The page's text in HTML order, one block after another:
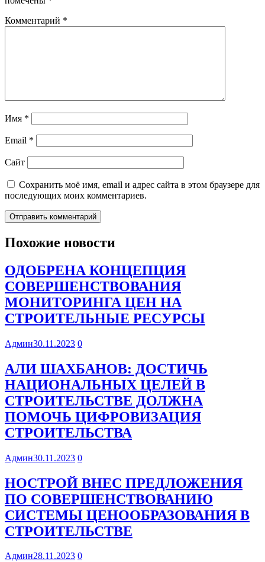
Комментарий *
Имя *
Email *
Сайт
Сохранить моё имя, email и адрес сайта в этом браузере для
последующих моих комментариев.
Похожие новости
ОДОБРЕНА КОНЦЕПЦИЯ
СОВЕРШЕНСТВОВАНИЯ
МОНИТОРИНГА ЦЕН НА
СТРОИТЕЛЬНЫЕ РЕСУРСЫ
Админ30.11.2023 0
АЛИ ШАХБАНОВ: ДОСТИЧЬ
НАЦИОНАЛЬНЫХ ЦЕЛЕЙ В
СТРОИТЕЛЬСТВЕ ДОЛЖНА
ПОМОЧЬ ЦИФРОВИЗАЦИЯ
СТРОИТЕЛЬСТВА
Админ30.11.2023 0
НОСТРОЙ ВНЕС ПРЕДЛОЖЕНИЯ
ПО СОВЕРШЕНСТВОВАНИЮ
СИСТЕМЫ ЦЕНООБРАЗОВАНИЯ В
СТРОИТЕЛЬСТВЕ
Админ28.11.2023 0